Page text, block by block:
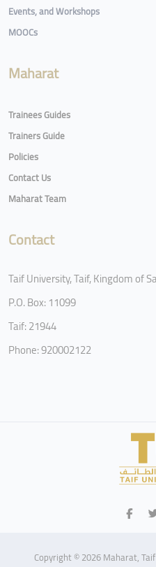
Events, and Workshops
MOOCs
Maharat
Trainees Guides
Trainers Guide
Policies
Contact Us
Maharat Team
Contact
Taif University, Taif, Kingdom of
P.O. Box: 11099
Taif: 21944
Phone: 920002122
Copyright © 2026 Maharat,